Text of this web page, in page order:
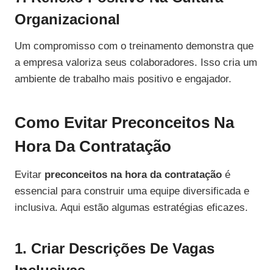
Organizacional
Um compromisso com o treinamento demonstra que
a empresa valoriza seus colaboradores. Isso cria um
ambiente de trabalho mais positivo e engajador.
Como Evitar Preconceitos Na
Hora Da Contratação
Evitar preconceitos na hora da contratação é
essencial para construir uma equipe diversificada e
inclusiva. Aqui estão algumas estratégias eficazes.
1. Criar Descrições De Vagas